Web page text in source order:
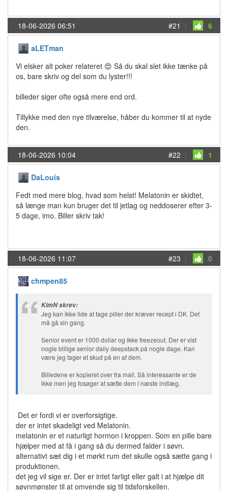
18-06-2026 06:51 #21 | 6
aLETman
Vi elsker alt poker relateret 😍 Så du skal slet ikke tænke på
os, bare skriv og del som du lyster!!!
billeder siger ofte også mere end ord.
Tillykke med den nye tilværelse, håber du kommer til at nyde
den.
18-06-2026 10:04 #22 | 1
DaLouis
Fedt med mere blog, hvad som helst! Melatonin er skidtet,
så længe man kun bruger det til jetlag og neddoserer efter 3-
5 dage, imo. Biller skriv tak!
18-06-2026 11:07 #23 | 0
chmpen85
KimN skrev:
Jeg kan ikke lide at tage piller der kræver recept i DK. Det
må gå sin gang.
Senior event er 1000 dollar og ikke freezeout. Der er vist
nogle billige senior daily deepstack på nogle dage. Kan
være jeg tager et skud på en af dem.
Billedene er kopieret over fra mail. Så interessante er de
ikke men jeg fosøger at sætte dem i næste indlæg.
Det er fordi vi er overforsigtige.
der er intet skadeligt ved Melatonin.
melatonin er et naturligt hormon i kroppen. Som en pille bare
hjælper med at få i gang så du dermed falder i søvn.
alternativt sæt dig i et mørkt rum det skulle også sætte gang i
produktionen.
det jeg vil sige er. Der er intet farligt eller galt i at hjælpe dit
søvnmønster til at omvende sig til tidsforskellen.